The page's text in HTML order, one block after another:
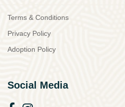
Terms & Conditions
Privacy Policy
Adoption Policy
Social Media